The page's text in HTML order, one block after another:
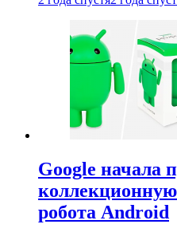
Google начала
робота Android